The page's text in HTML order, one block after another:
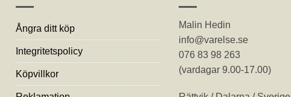
Ångra ditt köp
Integritetspolicy
Köpvillkor
Malin Hedin
info@varelse.se
076 83 98 263
(vardagar 9.00-17.00)